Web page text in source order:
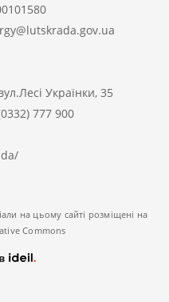
Українки, 35
777 900
на цьому сайті розміщені на
Commons